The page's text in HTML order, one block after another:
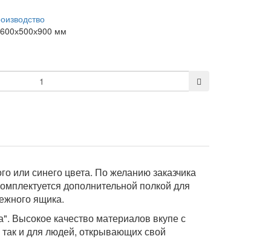
мм
или синего цвета. По желанию заказчика
дополнительной полкой для
ящика.
Высокое качество материалов вкупе с
и для людей, открывающих свой